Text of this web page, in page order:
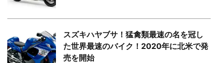
スズキハヤブサ！猛禽類最速の名を冠し
た世界最速のバイク！2020年に北米で発
売を開始